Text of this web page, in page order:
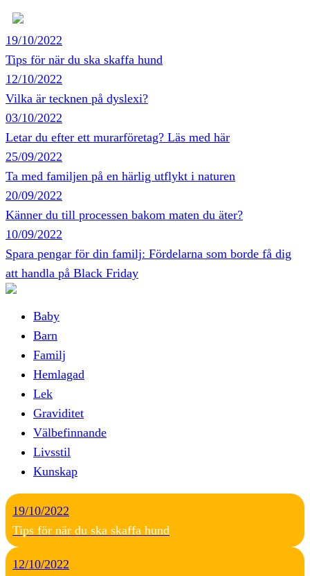
19/10/2022
Tips för när du ska skaffa hund
12/10/2022
Vilka är tecknen på dyslexi?
03/10/2022
Letar du efter ett murarföretag? Läs med här
25/09/2022
Ta med familjen på en härlig utflykt i naturen
20/09/2022
Känner du till processen bakom maten du äter?
10/09/2022
Spara pengar för din familj: Fördelarna som borde få dig
att handla på Black Friday
Baby
Barn
Familj
Hemlagad
Lek
Graviditet
Välbefinnande
Livsstil
Kunskap
19/10/2022
Tips för när du ska skaffa hund
12/10/2022